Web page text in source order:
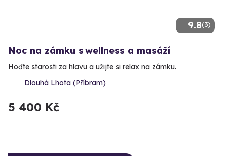
9.8(3)
Noc na zámku s wellness a masáží
Hoďte starosti za hlavu a užijte si relax na zámku.
Dlouhá Lhota (Příbram)
5 400 Kč